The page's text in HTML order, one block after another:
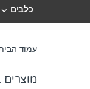
כלבים
עמוד